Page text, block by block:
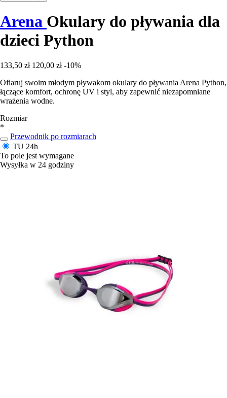
Arena Okulary do pływania dla
dzieci Python
133,50 zł 120,00 zł -10%
Ofiaruj swoim młodym pływakom okulary do pływania Arena Python,
łączące komfort, ochronę UV i styl, aby zapewnić niezapomniane
wrażenia wodne.
Rozmiar
*
Przewodnik po rozmiarach
TU 24h
To pole jest wymagane
Wysyłka w 24 godziny